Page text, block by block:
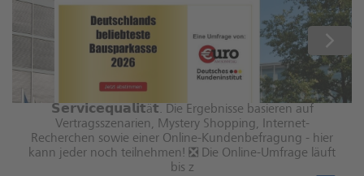
🏡 𝗗𝗲𝘂𝘁𝘀𝗰𝗵𝗹𝗮𝗻𝗱𝘀 𝗯𝗲𝗹𝗶𝗲𝗯𝘁𝗲𝘀𝘁𝗲 𝗕𝗮𝘂𝘀𝗽𝗮𝗿𝗸𝗮𝘀𝘀𝗲
𝟮𝟬𝟮𝟲 𝗴𝗲𝘀𝘂𝗰𝗵𝘁 Auch in diesem Jahr suchen das
Finanzmagazin €uro am Sonntag und das Deutsche
Kundeninstitut DKI Deutschlands beliebteste
Bausparkasse. Die Bewertung vergleicht Bausparkassen
anhand zentraler Leistungsmerkmale wie
𝗕𝗲𝗿𝗮𝘁𝘂𝗻𝗴𝘀𝗾𝘂𝗮𝗹𝗶𝘁ä𝘁, 𝗞𝗼𝗻𝗱𝗶𝘁𝗶𝗼𝗻𝗲𝗻 𝘂𝗻𝗱
𝗦𝗲𝗿𝘃𝗶𝗰𝗲𝗾𝘂𝗮𝗹𝗶𝘁ä𝘁. Die Ergebnisse basieren auf
Vertragsszenarien, Mystery Shopping, Internet-
Recherchen sowie einer Online-Kundenbefragung - hier
kann jeder noch teilnehmen! ❎ Die Online-Umfrage läuft
bis z